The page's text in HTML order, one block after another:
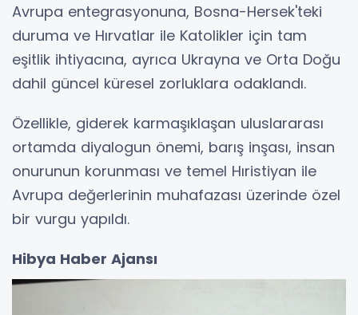
Avrupa entegrasyonuna, Bosna-Hersek'teki
duruma ve Hırvatlar ile Katolikler için tam
eşitlik ihtiyacına, ayrıca Ukrayna ve Orta Doğu
dahil güncel küresel zorluklara odaklandı.
Özellikle, giderek karmaşıklaşan uluslararası
ortamda diyalogun önemi, barış inşası, insan
onurunun korunması ve temel Hıristiyan ile
Avrupa değerlerinin muhafazası üzerinde özel
bir vurgu yapıldı.
Hibya Haber Ajansı